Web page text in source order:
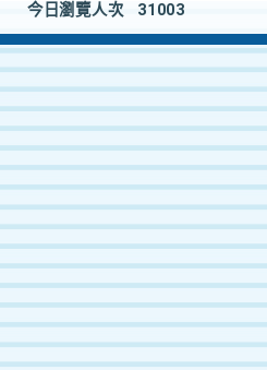
今日瀏覽人次
31003